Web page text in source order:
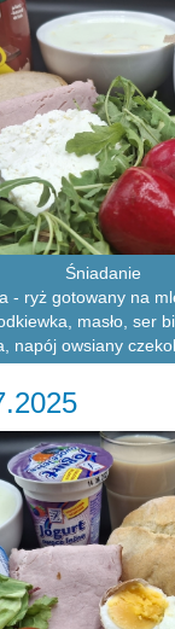
Śniadanie
- ryż gotowany na
masło, ser
napój owsiany